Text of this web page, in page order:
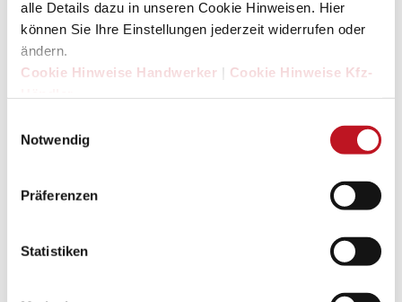
alle Details dazu in unseren Cookie Hinweisen. Hier
können Sie Ihre Einstellungen jederzeit widerrufen oder
ändern.
Cookie Hinweise Handwerker | Cookie Hinweise Kfz-
Notwendig
Präferenzen
Statistiken